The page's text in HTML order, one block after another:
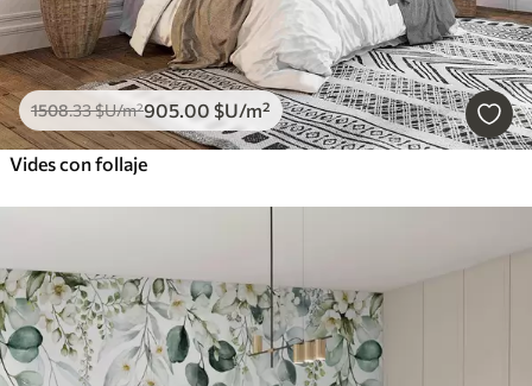
1508.33$U/m²905.00 $U/m²
Vides con follaje